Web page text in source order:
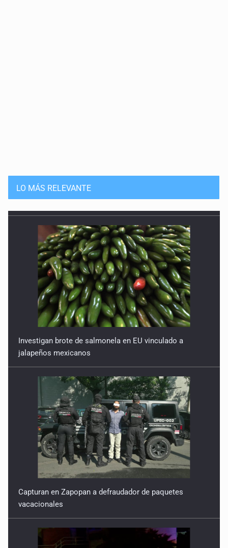
LO MÁS RELEVANTE
Investigan brote de salmonela en EU vinculado a
jalapeños mexicanos
Capturan en Zapopan a defraudador de paquetes
vacacionales